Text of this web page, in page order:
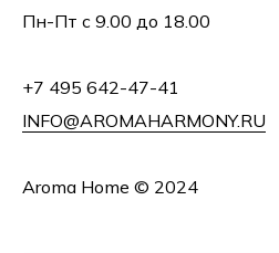
Пн-Пт с 9.00 до 18.00
+7 495 642-47-41
INFO@AROMAHARMONY.RU
Aroma Home © 2024